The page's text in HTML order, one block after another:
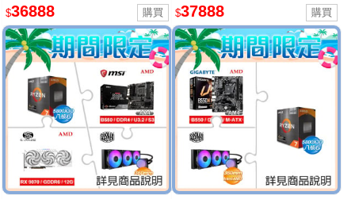
$36888
$37888